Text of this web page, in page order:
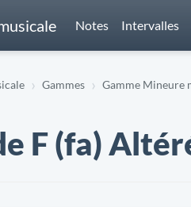
Notes Intervalles
Gammes Gamme Mineure
F (fa)